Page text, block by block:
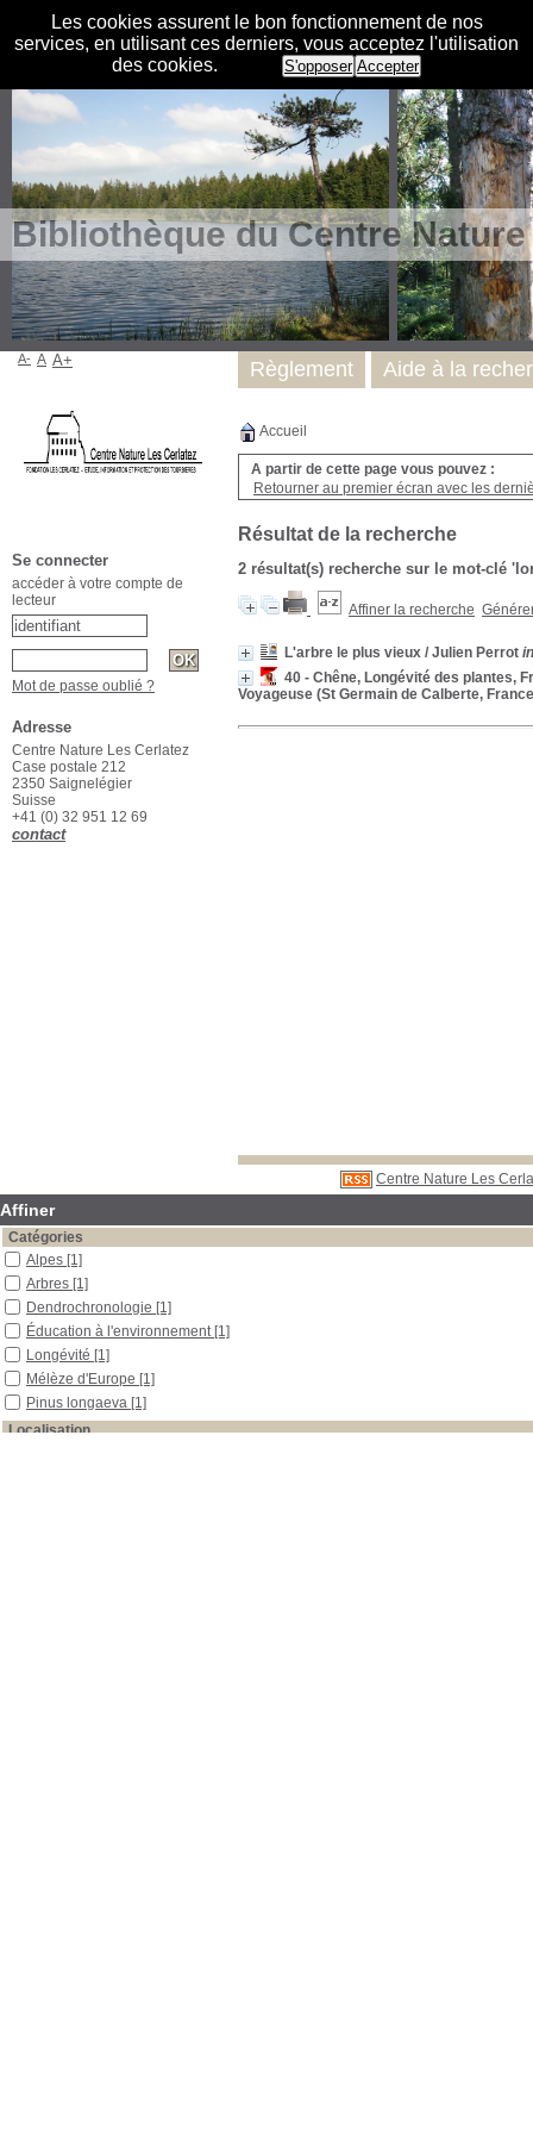
Les cookies assurent le bon fonctionnement de nos
services, en utilisant ces derniers, vous acceptez l'utilisation
des cookies.
S'opposer Accepter
Bibliothèque du Centre
Accueil
A partir de cette page vous pouvez :
Retourner au premier écran avec les
Résultat de la recherche
2 résultat(s) recherche sur le mot-clé
Affiner la recherche
L'arbre le plus vieux / Julien Perrot
40 - Chêne, Longévité des plantes,
Voyageuse (St Germain de Calberte,
Centre Nature Les
Règlement Aide à la
A- A A+
Se connecter
accéder à votre compte de
lecteur
Mot de passe oublié ?
Adresse
Centre Nature Les Cerlatez
Case postale 212
2350 Saignelégier
Suisse
+41 (0) 32 951 12 69
contact
Affiner
Catégories
Alpes [1]
Arbres [1]
Dendrochronologie [1]
Éducation à l'environnement [1]
Longévité [1]
Mélèze d'Europe [1]
Pinus longaeva [1]
Localisation